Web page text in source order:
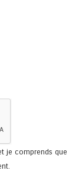
je comprends que